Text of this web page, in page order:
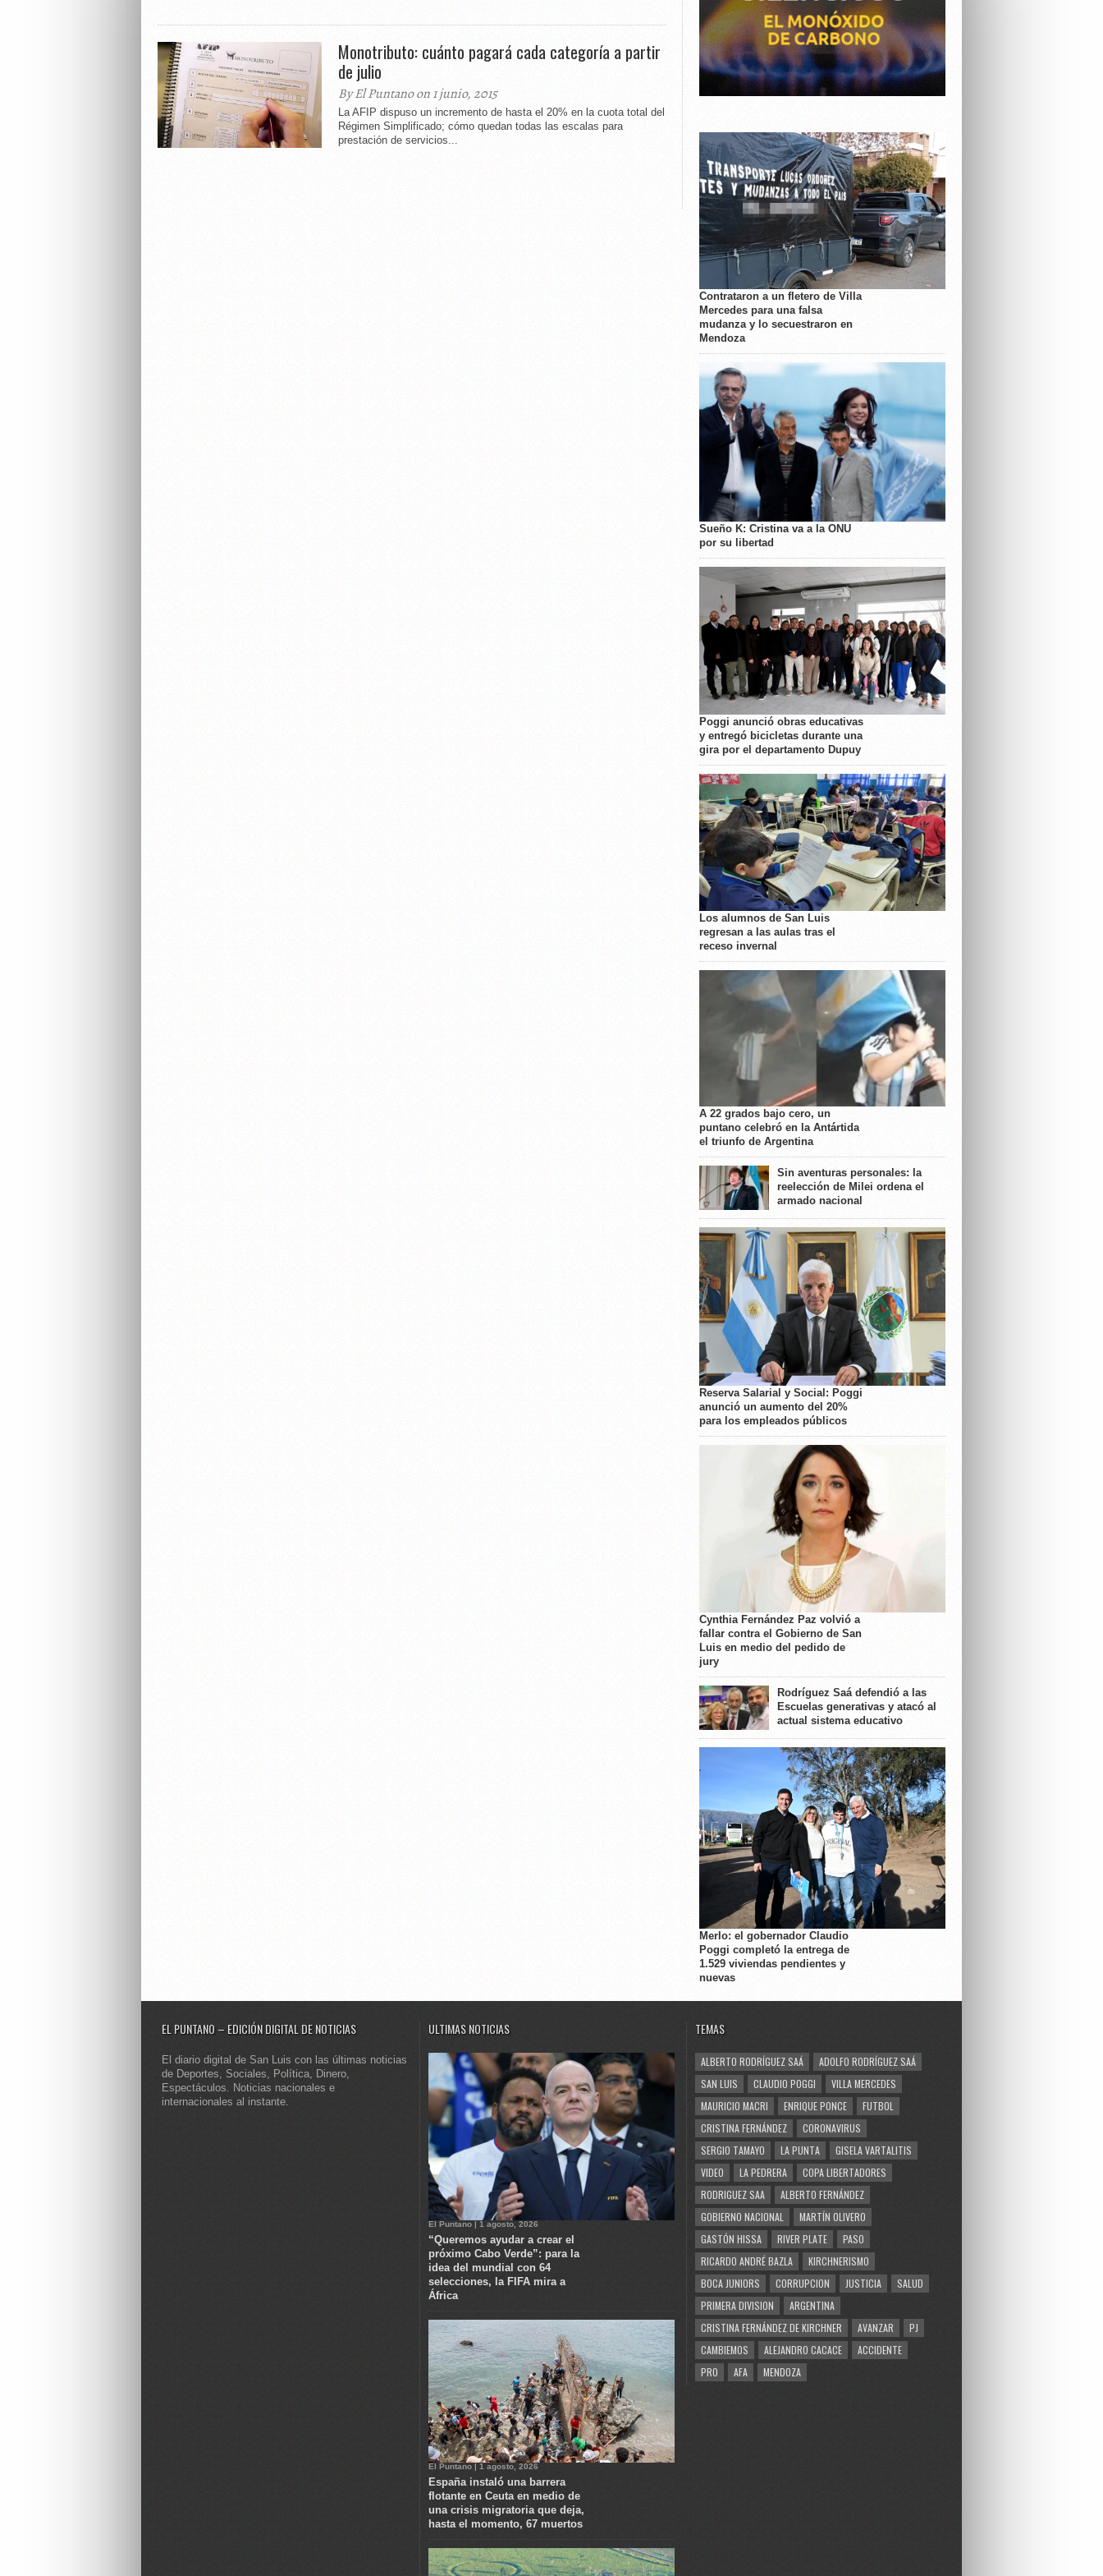
Monotributo: cuánto pagará cada categoría a partir
de julio
By El Puntano on 1 junio, 2015
La AFIP dispuso un incremento de hasta el 20% en la cuota total del
Régimen Simplificado; cómo quedan todas las escalas para
prestación de servicios...
Contrataron a un fletero de Villa
Mercedes para una falsa
mudanza y lo secuestraron en
Mendoza
Sueño K: Cristina va a la ONU
por su libertad
Poggi anunció obras educativas
y entregó bicicletas durante una
gira por el departamento Dupuy
Los alumnos de San Luis
regresan a las aulas tras el
receso invernal
A 22 grados bajo cero, un
puntano celebró en la Antártida
el triunfo de Argentina
Sin aventuras personales: la
reelección de Milei ordena el
armado nacional
Reserva Salarial y Social: Poggi
anunció un aumento del 20%
para los empleados públicos
Cynthia Fernández Paz volvió a
fallar contra el Gobierno de San
Luis en medio del pedido de
jury
Rodríguez Saá defendió a las
Escuelas generativas y atacó al
actual sistema educativo
Merlo: el gobernador Claudio
Poggi completó la entrega de
1.529 viviendas pendientes y
nuevas
EL PUNTANO – EDICIÓN DIGITAL DE NOTICIAS
El diario digital de San Luis con las últimas noticias
de Deportes, Sociales, Política, Dinero,
Espectáculos. Noticias nacionales e
internacionales al instante.
ULTIMAS NOTICIAS
El Puntano | 1 agosto, 2026
“Queremos ayudar a crear el
próximo Cabo Verde”: para la
idea del mundial con 64
selecciones, la FIFA mira a
África
El Puntano | 1 agosto, 2026
España instaló una barrera
flotante en Ceuta en medio de
una crisis migratoria que deja,
hasta el momento, 67 muertos
TEMAS
ALBERTO RODRÍGUEZ SAÁ
ADOLFO RODRÍGUEZ SAÁ
SAN LUIS
CLAUDIO POGGI
VILLA MERCEDES
MAURICIO MACRI
ENRIQUE PONCE
FUTBOL
CRISTINA FERNÁNDEZ
CORONAVIRUS
SERGIO TAMAYO
LA PUNTA
GISELA VARTALITIS
VIDEO
LA PEDRERA
COPA LIBERTADORES
RODRIGUEZ SAA
ALBERTO FERNÁNDEZ
GOBIERNO NACIONAL
MARTÍN OLIVERO
GASTÓN HISSA
RIVER PLATE
PASO
RICARDO ANDRÉ BAZLA
KIRCHNERISMO
BOCA JUNIORS
CORRUPCION JUSTICIA
SALUD
PRIMERA DIVISION
ARGENTINA
CRISTINA FERNÁNDEZ DE KIRCHNER
AVANZAR
PJ
CAMBIEMOS
ALEJANDRO CACACE
ACCIDENTE
PRO
AFA MENDOZA